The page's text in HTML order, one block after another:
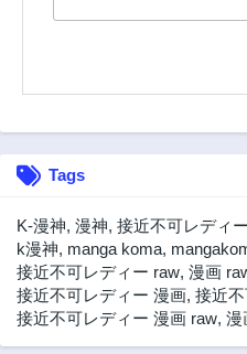
83話
3年前
81話
3年前
79話
3年前
77話
Tags
K-漫神, 漫神, 接近不可レディ
k漫神, manga koma,
接近不可レディー raw, 漫画
接近不可レディー 漫画, 接近
接近不可レディー 漫画 raw, 漫